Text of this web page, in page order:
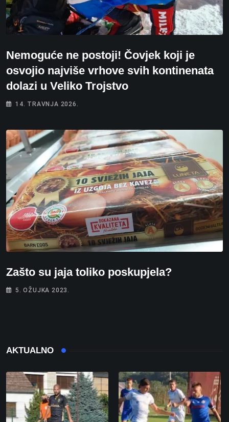
Nemoguće ne postoji! Čovjek koji je
osvojio najviše vrhove svih kontinenata
dolazi u Veliko Trojstvo
14. TRAVNJA 2026.
Zašto su jaja toliko poskupjela?
5. OŽUJKA 2023.
AKTUALNO